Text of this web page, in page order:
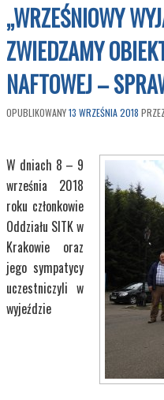
„WRZEŚNIOWY
ZWIEDZAMY
NAFTOWEJ –
OPUBLIKOWANY13 WRZEŚNIA 2018
W dniach 8 – 9
września 2018
roku członkowie
Oddziału SITK w
Krakowie oraz
jego sympatycy
uczestniczyli w
wyjeździe